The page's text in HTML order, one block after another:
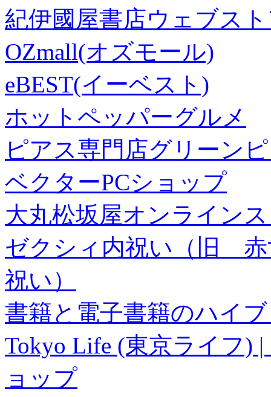
紀伊國屋書店ウェブス
OZmall(オズモール)
eBEST(イーベスト)
ホットペッパーグルメ
ピアス専門店グリーン
ベクターPCショップ
大丸松坂屋オンライン
ゼクシィ内祝い（旧 赤
祝い）
書籍と電子書籍のハイ
Tokyo Life (東京ライフ)
ョップ